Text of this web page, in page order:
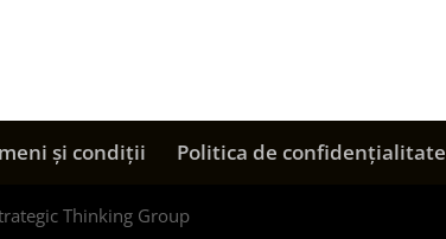
și condiții Politica de confidențialitate
Thinking Group